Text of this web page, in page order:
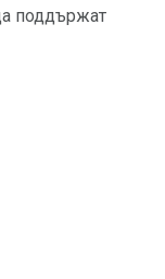
поддържат